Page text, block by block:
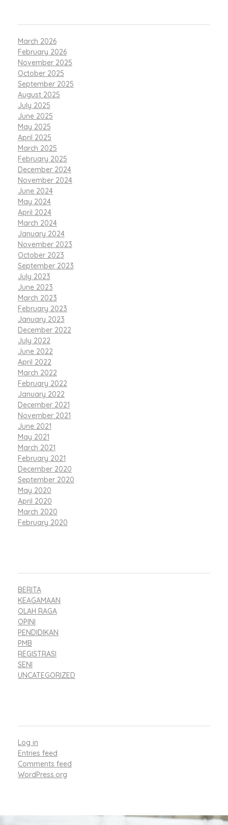
March 2026
February 2026
November 2025
October 2025
September 2025
August 2025
July 2025
June 2025
May 2025
April 2025
March 2025
February 2025
December 2024
November 2024
June 2024
May 2024
April 2024
March 2024
January 2024
November 2023
October 2023
September 2023
July 2023
June 2023
March 2023
February 2023
January 2023
December 2022
July 2022
June 2022
April 2022
March 2022
February 2022
January 2022
December 2021
November 2021
June 2021
May 2021
March 2021
February 2021
December 2020
September 2020
May 2020
April 2020
March 2020
February 2020
BERITA
KEAGAMAAN
OLAH RAGA
OPINI
PENDIDIKAN
PMB
REGISTRASI
SENI
UNCATEGORIZED
Log in
Entries feed
Comments feed
WordPress.org